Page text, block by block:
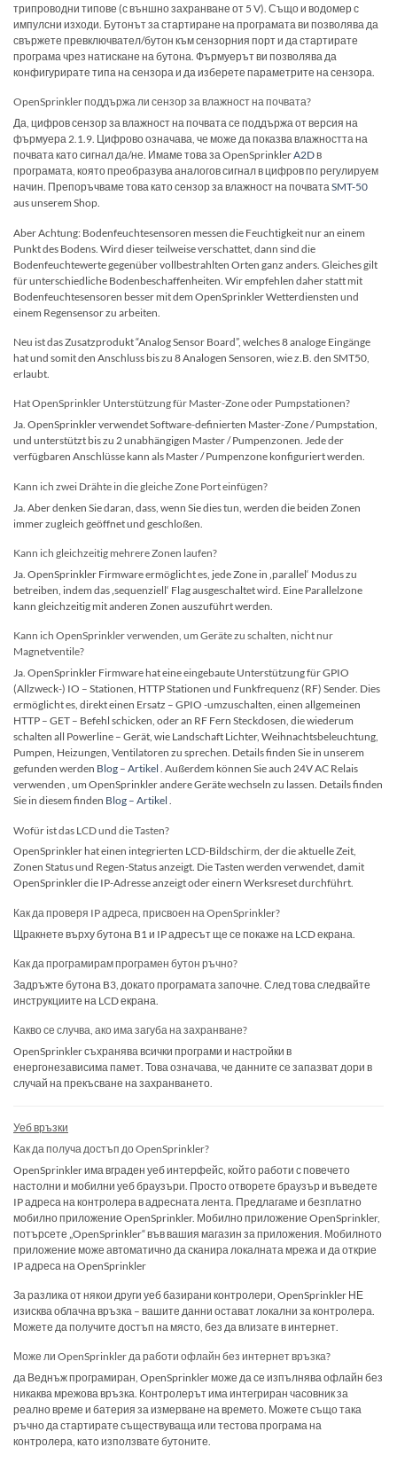
трипроводни типове (с външно захранване от 5 V). Също и водомер с
импулсни изходи. Бутонът за стартиране на програмата ви позволява да
свържете превключвател/бутон към сензорния порт и да стартирате
програма чрез натискане на бутона. Фърмуерът ви позволява да
конфигурирате типа на сензора и да изберете параметрите на сензора.
OpenSprinkler поддържа ли сензор за влажност на почвата?
Да, цифров сензор за влажност на почвата се поддържа от версия на
фърмуера 2.1.9. Цифрово означава, че може да показва влажността на
почвата като сигнал да/не. Имаме това за OpenSprinklerA2Dв
програмата, която преобразува аналогов сигнал в цифров по регулируем
начин. Препоръчваме това като сензор за влажност на почватаSMT-50
aus unserem Shop.
Aber Achtung: Bodenfeuchtesensoren messen die Feuchtigkeit nur an einem
Punkt des Bodens. Wird dieser teilweise verschattet, dann sind die
Bodenfeuchtewerte gegenüber vollbestrahlten Orten ganz anders. Gleiches gilt
für unterschiedliche Bodenbeschaffenheiten. Wir empfehlen daher statt mit
Bodenfeuchtesensoren besser mit dem OpenSprinkler Wetterdiensten und
einem Regensensor zu arbeiten.
Neu ist das Zusatzprodukt “Analog Sensor Board”, welches 8 analoge Eingänge
hat und somit den Anschluss bis zu 8 Analogen Sensoren, wie z.B. den SMT50,
erlaubt.
Hat OpenSprinkler Unterstützung für Master-Zone oder Pumpstationen?
Ja. OpenSprinkler verwendet Software-definierten Master-Zone / Pumpstation,
und unterstützt bis zu 2 unabhängigen Master / Pumpenzonen. Jede der
verfügbaren Anschlüsse kann als Master / Pumpenzone konfiguriert werden.
Kann ich zwei Drähte in die gleiche Zone Port einfügen?
Ja. Aber denken Sie daran, dass, wenn Sie dies tun, werden die beiden Zonen
immer zugleich geöffnet und geschloßen.
Kann ich gleichzeitig mehrere Zonen laufen?
Ja. OpenSprinkler Firmware ermöglicht es, jede Zone in ‚parallel‘ Modus zu
betreiben, indem das ‚sequenziell‘ Flag ausgeschaltet wird. Eine Parallelzone
kann gleichzeitig mit anderen Zonen auszuführt werden.
Kann ich OpenSprinkler verwenden, um Geräte zu schalten, nicht nur
Magnetventile?
Ja. OpenSprinkler Firmware hat eine eingebaute Unterstützung für GPIO
(Allzweck-) IO – Stationen, HTTP Stationen und Funkfrequenz (RF) Sender. Dies
ermöglicht es, direkt einen Ersatz – GPIO -umzuschalten, einen allgemeinen
HTTP – GET – Befehl schicken, oder an RF Fern Steckdosen, die wiederum
schalten all Powerline – Gerät, wie Landschaft Lichter, Weihnachtsbeleuchtung,
Pumpen, Heizungen, Ventilatoren zu sprechen. Details finden Sie in unserem
gefunden werden Blog – Artikel . Außerdem können Sie auch 24V AC Relais
verwenden , um OpenSprinkler andere Geräte wechseln zu lassen. Details finden
Sie in diesem finden Blog – Artikel .
Wofür ist das LCD und die Tasten?
OpenSprinkler hat einen integrierten LCD-Bildschirm, der die aktuelle Zeit,
Zonen Status und Regen-Status anzeigt. Die Tasten werden verwendet, damit
OpenSprinkler die IP-Adresse anzeigt oder einern Werksreset durchführt.
Как да проверя IP адреса, присвоен на OpenSprinkler?
Щракнете върху бутона B1 и IP адресът ще се покаже на LCD екрана.
Как да програмирам програмен бутон ръчно?
Задръжте бутона B3, докато програмата започне. След това следвайте
инструкциите на LCD екрана.
Какво се случва, ако има загуба на захранване?
OpenSprinkler съхранява всички програми и настройки в
енергонезависима памет. Това означава, че данните се запазват дори в
случай на прекъсване на захранването.
Уеб връзки
Как да получа достъп до OpenSprinkler?
OpenSprinkler има вграден уеб интерфейс, който работи с повечето
настолни и мобилни уеб браузъри. Просто отворете браузър и въведете
IP адреса на контролера в адресната лента. Предлагаме и безплатно
мобилно приложение OpenSprinkler. Мобилно приложение OpenSprinkler,
потърсете „OpenSprinkler“ във вашия магазин за приложения. Мобилното
приложение може автоматично да сканира локалната мрежа и да открие
IP адреса на OpenSprinkler
За разлика от някои други уеб базирани контролери, OpenSprinkler НЕ
изисква облачна връзка – вашите данни остават локални за контролера.
Можете да получите достъп на място, без да влизате в интернет.
Може ли OpenSprinkler да работи офлайн без интернет връзка?
да Веднъж програмиран, OpenSprinkler може да се изпълнява офлайн без
никаква мрежова връзка. Контролерът има интегриран часовник за
реално време и батерия за измерване на времето. Можете също така
ръчно да стартирате съществуваща или тестова програма на
контролера, като използвате бутоните.